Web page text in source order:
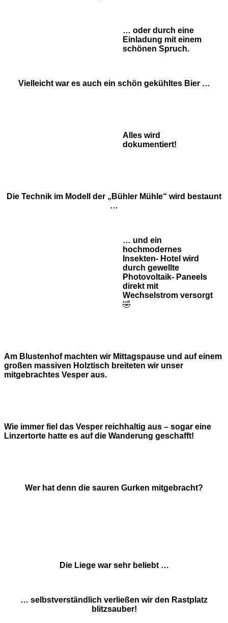
… oder durch eine
Einladung mit einem
schönen Spruch.
Vielleicht war es auch ein schön gekühltes Bier …
Alles wird
dokumentiert!
Die Technik im Modell der „Bühler Mühle“ wird bestaunt
…
… und ein
hochmodernes
Insekten- Hotel wird
durch gewellte
Photovoltaik- Paneels
direkt mit
Wechselstrom versorgt
🤣
Am Blustenhof machten wir Mittagspause und auf einem
großen massiven Holztisch breiteten wir unser
mitgebrachtes Vesper aus.
Wie immer fiel das Vesper reichhaltig aus – sogar eine
Linzertorte hatte es auf die Wanderung geschafft!
Wer hat denn die sauren Gurken mitgebracht?
Die Liege war sehr beliebt …
… selbstverständlich verließen wir den Rastplatz
blitzsauber!